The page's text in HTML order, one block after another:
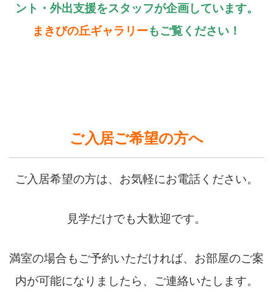
ント・外出支援をスタッフが企画しています。
まきびの丘ギャラリーもご覧ください！
ご入居ご希望の方へ
ご入居希望の方は、お気軽にお電話ください。
見学だけでも大歓迎です。
満室の場合もご予約いただければ、お部屋のご案
内が可能になりましたら、ご連絡いたします。